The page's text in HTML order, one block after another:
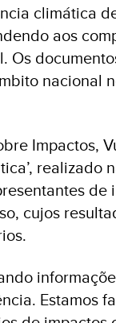
climática
aos
nacional
Impactos,
realizado
cujos
Estamos